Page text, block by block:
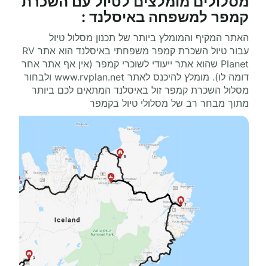
קמפר למשפחה באיסלנד :
האתר המקיף והמומלץ ביותר של תכנון מסלול טיול
עבור טיול השכרת קמפר משפחתי באיסלנד הוא אתר RV
Planet שהוא אתר ייעודי לשוכרי קמפר (אין אף אתר אחר
דומה לו). מומלץ להיכנס לאתר www.rvplan.net ולבחור
מסלול השכרת קמפר זול באיסלנד המתאים לכם ביותר
מתוך מבחר רב של מסלולי טיול בקמפר